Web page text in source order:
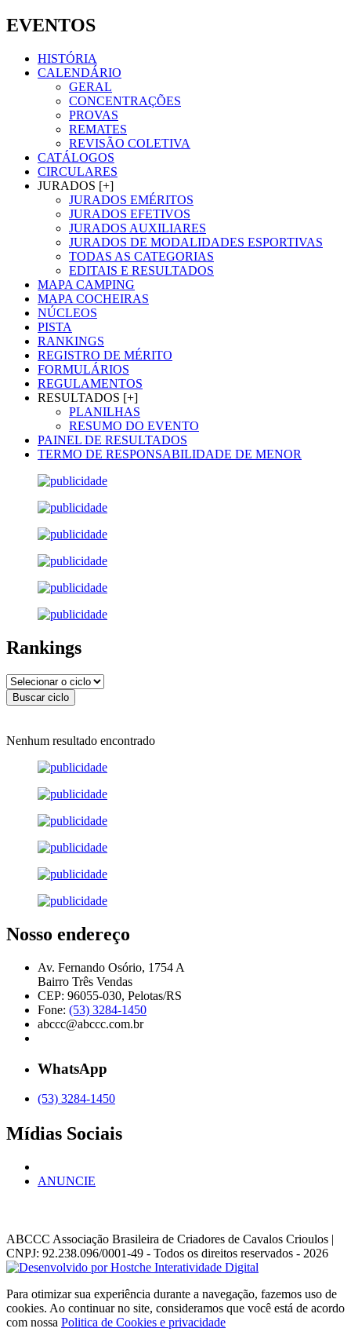
EVENTOS
HISTÓRIA
CALENDÁRIO
GERAL
CONCENTRAÇÕES
PROVAS
REMATES
REVISÃO COLETIVA
CATÁLOGOS
CIRCULARES
JURADOS [+]
JURADOS EMÉRITOS
JURADOS EFETIVOS
JURADOS AUXILIARES
JURADOS DE MODALIDADES ESPORTIVAS
TODAS AS CATEGORIAS
EDITAIS E RESULTADOS
MAPA CAMPING
MAPA COCHEIRAS
NÚCLEOS
PISTA
RANKINGS
REGISTRO DE MÉRITO
FORMULÁRIOS
REGULAMENTOS
RESULTADOS [+]
PLANILHAS
RESUMO DO EVENTO
PAINEL DE RESULTADOS
TERMO DE RESPONSABILIDADE DE MENOR
Rankings
Nenhum resultado encontrado
Nosso endereço
Av. Fernando Osório, 1754 A
Bairro Três Vendas
CEP: 96055-030, Pelotas/RS
Fone: (53) 3284-1450
abccc@abccc.com.br
WhatsApp
(53) 3284-1450
Mídias Sociais
ANUNCIE
ABCCC Associação Brasileira de Criadores de Cavalos Crioulos |
CNPJ: 92.238.096/0001-49 - Todos os direitos reservados - 2026
Para otimizar sua experiência durante a navegação, fazemos uso de
cookies. Ao continuar no site, consideramos que você está de acordo
com nossa Politica de Cookies e privacidade